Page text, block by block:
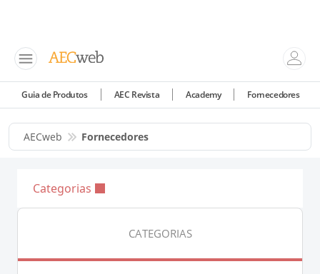
Guia de Produtos AEC Revista Academy Fornecedores
AECweb Fornecedores
Categorias
CATEGORIAS